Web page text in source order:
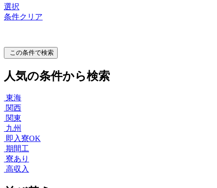
選択
条件クリア
この条件で検索
人気の条件から検索
東海
関西
関東
九州
即入寮OK
期間工
寮あり
高収入